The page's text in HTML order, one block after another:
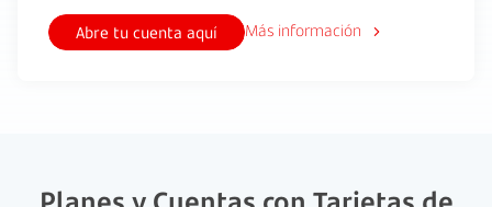
Abre tu cuenta aquí Más información